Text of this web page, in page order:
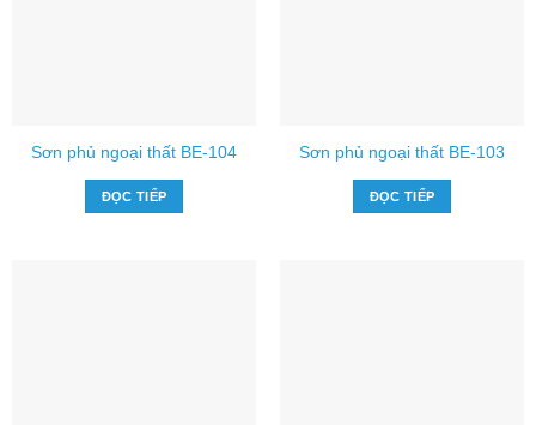
Sơn phủ ngoại thất BE-104
ĐỌC TIẾP
Sơn phủ ngoại thất BE-103
ĐỌC TIẾP